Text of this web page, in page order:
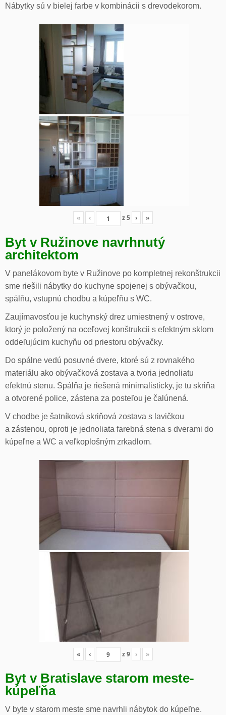
Nábytky sú v bielej farbe v kombinácii s drevodekorom.
« ‹ z5 › »
Byt v Ružinove navrhnutý
architektom
V panelákovom byte v Ružinove po kompletnej rekonštrukcii
sme riešili nábytky do kuchyne spojenej s obývačkou,
spálňu, vstupnú chodbu a kúpeľňu s WC.
Zaujímavosťou je kuchynský drez umiestnený v ostrove,
ktorý je položený na oceľovej konštrukcii s efektným sklom
oddeľujúcim kuchyňu od priestoru obývačky.
Do spálne vedú posuvné dvere, ktoré sú z rovnakého
materiálu ako obývačková zostava a tvoria jednoliatu
efektnú stenu. Spálňa je riešená minimalisticky, je tu skriňa
a otvorené police, zástena za posteľou je čalúnená.
V chodbe je šatníková skriňová zostava s lavičkou
a zástenou, oproti je jednoliata farebná stena s dverami do
kúpeľne a WC a veľkoplošným zrkadlom.
« ‹ z9 › »
Byt v Bratislave starom meste-
kúpeľňa
V byte v starom meste sme navrhli nábytok do kúpeľne.